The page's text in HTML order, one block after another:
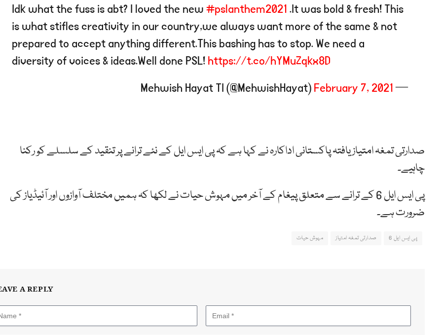
Idk what the fuss is abt? I loved the new#pslanthem2021.It was bold & fresh! This
is what stifles creativity in our country,we always want more of the same & not
prepared to accept anything different.This bashing has to stop. We need a
diversity of voices & ideas.Well done PSL!https://t.co/hYMuZqkx8D
— Mehwish Hayat TI (@MehwishHayat)
February 7, 2021
صدارتی تمغہ امتیاز یافتہ پاکستانی اداکارہ نے کہا ہے کہ پی ایس ایل کے نئے ترانے پر تنقید کے سلسلے کو رکنا
چاہیے۔
پی ایس ایل 6 کے ترانے سے متعلق پیغام کے آخر میں مہوش حیات نے لکھا کہ ہمیں مختلف آوازوں اور آئیڈیاز کی
ضرورت ہے۔
پی ایس ایل 6 صدارتی تمغہ امتیاز مہوش حیات
A REPLY